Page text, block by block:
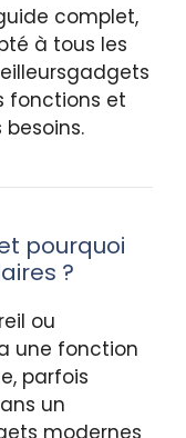
complet,
à tous les
fonctions et
pourquoi
?
ou
une fonction
parfois
un
modernes